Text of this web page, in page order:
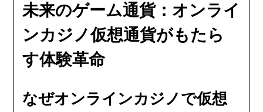
未来のゲーム通貨：オンライ
ンカジノ仮想通貨がもたら
す体験革命
なぜオンラインカジノで仮想